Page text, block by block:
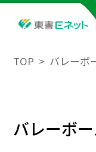
TOP バレーボ
バレーボ